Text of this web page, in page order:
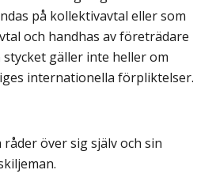
på kollektivavtal eller som
och handhas av företrädare
gäller inte heller om
internationella förpliktelser.
råder över sig själv och sin